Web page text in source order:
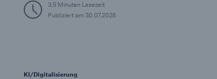
3,5 Minuten Lesezeit
Publiziert am 30.07.2026
KI/Digitalisierung